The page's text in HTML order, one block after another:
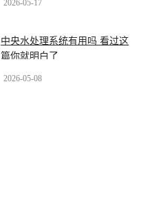
2026-05-17
中央水处理系统有用吗 看过这
篇你就明白了
2026-05-08